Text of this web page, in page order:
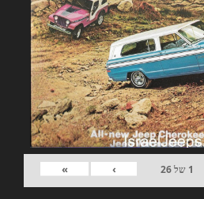
1 של26
›
»